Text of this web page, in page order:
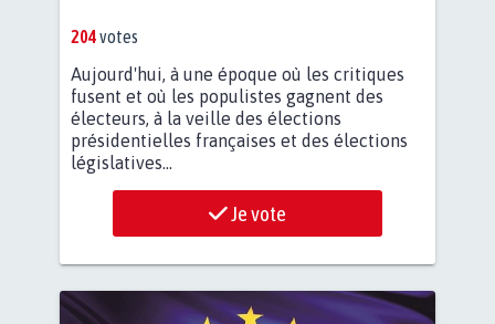
204votes
Aujourd'hui, à une époque où les critiques
fusent et où les populistes gagnent des
électeurs, à la veille des élections
présidentielles françaises et des élections
législatives...
Je vote